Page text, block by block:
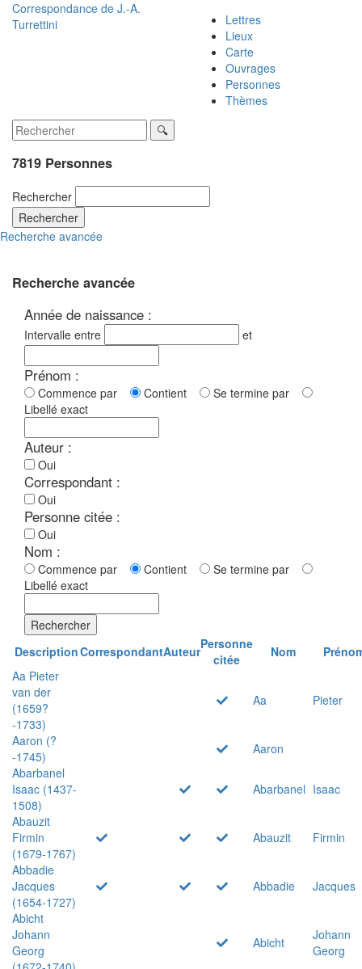
Correspondance de J.-A.
Turrettini
Lettres
Lieux
Carte
Ouvrages
Personnes
Thèmes
7819 Personnes
Rechercher
Rechercher
Recherche avancée
Recherche avancée
Année de naissance :
Intervalle entre et
Prénom :
Commence par Contient
Se termine par
Libellé exact
Auteur :
Oui
Correspondant :
Oui
Personne citée :
Oui
Nom :
Commence par Contient
Se termine par
Libellé exact
Rechercher
DescriptionCorrespondantAuteurPersonne
citée
Nom
Aa Pieter
van der
(1659?
-1733)
Aa Pieter
Aaron (?
-1745)
Aaron
Abarbanel
Isaac (1437-
1508)
Abarbanel Isaac
Abauzit
Firmin
(1679-1767)
Abauzit
Firmin
Abbadie
Jacques
(1654-1727)
Abbadie
Jacques
Abicht
Johann
Georg
Abicht
Johann
Georg